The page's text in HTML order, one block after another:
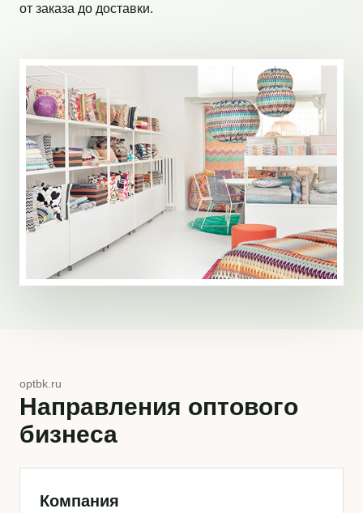
от заказа до доставки.
optbk.ru
Направления оптового
бизнеса
Компания